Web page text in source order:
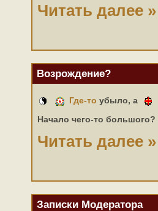
Читать далее »
Возрождение?
Где-то убыло, а
Начало чего-то
Читать далее »
Записки Модератора